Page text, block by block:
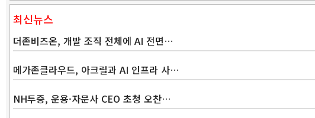
최신뉴스
더존비즈온, 개발 조직 전체에 AI 전면…
메가존클라우드, 아크릴과 AI 인프라 사…
NH투증, 운용·자문사 CEO 초청 오찬…